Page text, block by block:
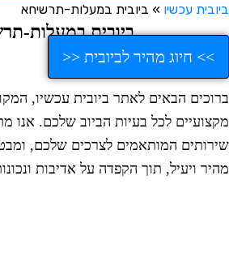
עכשיו»ביובית במעלות-תרשיחא
ביובית במעלות-
>> חיוג מהיר לביובית <<
הבאים לאתר ביובית עכשיו,
לכל בעיות הביוב שלכם. אנו
המותאמים לצרכים שלכם,
ויעיל, תוך הקפדה על אדיבות